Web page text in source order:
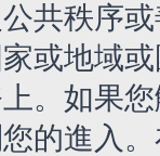
共秩序
或地域
。如果
的進入